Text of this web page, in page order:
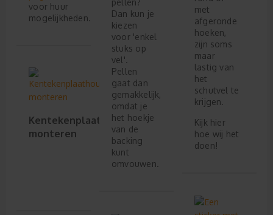
voor huur
mogelijkheden.
Kentekenplaathouder
monteren
pellen?
Dan kun je
kiezen
voor 'enkel
stuks op
vel'.
Pellen
gaat dan
gemakkelijk,
omdat je
het hoekje
van de
backing
kunt
omvouwen.
met
afgeronde
hoeken,
zijn soms
maar
lastig van
het
schutvel te
krijgen.
Kijk hier
hoe wij het
doen!